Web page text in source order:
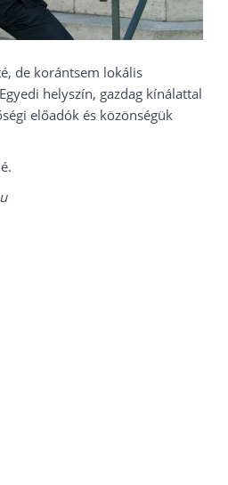
de korántsem lokális
helyszín, gazdag kínálattal
előadók és közönségük